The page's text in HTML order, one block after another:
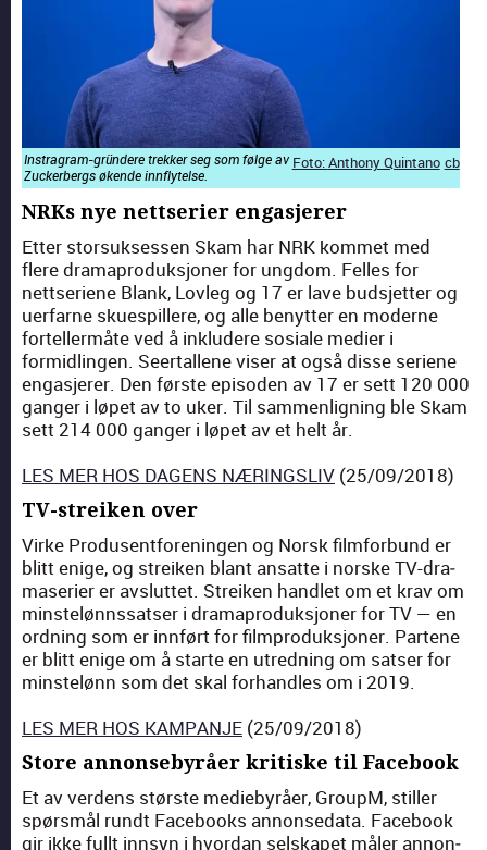
Foto:Antho­ny Quin­tano cb
Instra­gram-grün­dere trekker seg som følge av
Zucker­bergs økende inn­fly­telse.
NRKs nye nettserier engasjerer
Etter stor­suk­sessen Skam har NRK kom­met med
flere dramapro­duk­sjon­er for ung­dom. Felles for
nettse­riene Blank, Lov­leg og 17 er lave bud­sjet­ter og
uer­farne skue­spillere, og alle benyt­ter en mod­erne
forteller­måte ved å inklud­ere sosiale medi­er i
formidlin­gen. Seer­tal­lene vis­er at også disse seriene
engas­jer­er. Den første episo­den av 17 er sett 120 000
ganger i løpet av to uker. Til sam­men­lign­ing ble Skam
sett 214 000 ganger i løpet av et helt år.
LES MER HOS DAGENS NÆRINGSLIV (25/09/2018)
TV-streiken over
Virke Pro­dusent­forenin­gen og Norsk film­for­bund er
blitt enige, og streiken blant ansat­te i norske TV-dra­
maserier er avs­lut­tet. Streiken han­dlet om et krav om
min­stelønnssatser i dramapro­duk­sjon­er for TV — en
ord­ning som er inn­ført for film­pro­duk­sjon­er. Partene
er blitt enige om å starte en utred­ning om satser for
min­stelønn som det skal forhan­dles om i 2019.
LES MER HOS KAMPANJE (25/09/2018)
Store annonsebyråer kritiske til Facebook
Et av ver­dens største mediebyråer, GroupM, stiller
spørsmål rundt Face­books annonse­da­ta. Face­book
gir ikke fullt innsyn i hvor­dan sel­skapet måler annon­